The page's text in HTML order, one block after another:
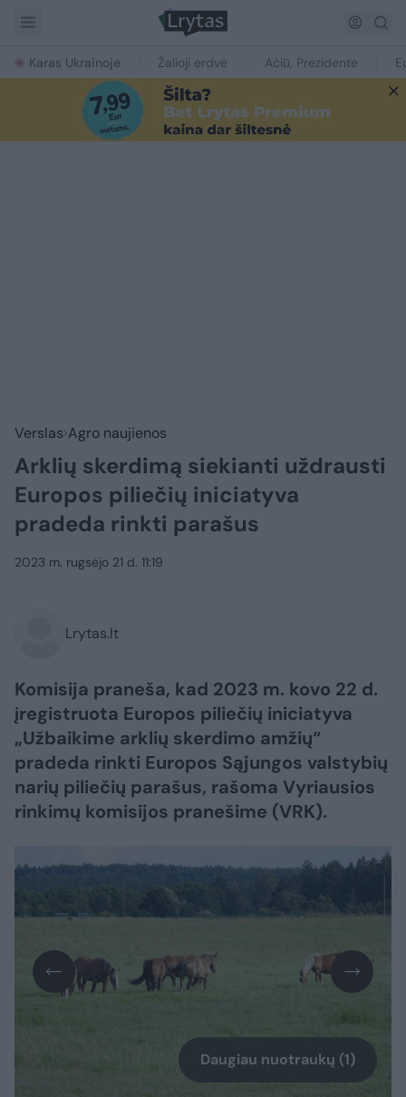
Karas Ukrainoje Žalioji erdvė Ačiū, Prezidente
Verslas Agro naujienos
Arklių skerdimą siekianti uždrausti
Europos piliečių iniciatyva
pradeda rinkti parašus
2023 m. rugsėjo 21 d. 11:19
Lrytas.lt
Komisija praneša, kad 2023 m. kovo 22 d.
įregistruota Europos piliečių iniciatyva
„Užbaikime arklių skerdimo amžių“
pradeda rinkti Europos Sąjungos valstybių
narių piliečių parašus, rašoma Vyriausios
rinkimų komisijos pranešime (VRK).
Daugiau nuotraukų (1)